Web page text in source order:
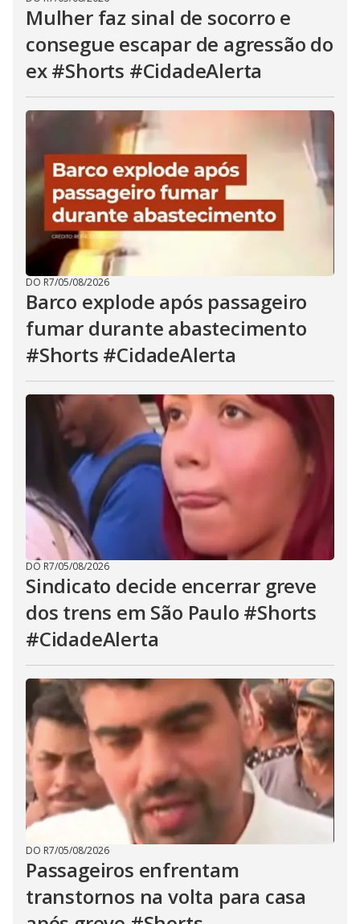
Mulher faz sinal de socorro e
consegue escapar de agressão do
ex #Shorts #CidadeAlerta
DO R7/05/08/2026
Barco explode após passageiro
fumar durante abastecimento
#Shorts #CidadeAlerta
DO R7/05/08/2026
Sindicato decide encerrar greve
dos trens em São Paulo #Shorts
#CidadeAlerta
DO R7/05/08/2026
Passageiros enfrentam
transtornos na volta para casa